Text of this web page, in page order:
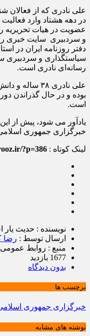
علی نادری که از فعالان
در دهه هشتاد وارد
عضویت در هیات تحریریه
و سردبیری سایت خبری
دفتر روزنامه ایران در
سیاستگذاری و سردبیری
رسانه‌ای نادری است.
علی نادری ۳۸
بوده و در حال گذراندن
است.
یادآور می شود، پیش از
خبرگزاری جمهوری
لینک کوتاه : ?p=386
نویسنده : حدیث یار
ارسال توسط : رضا
منبع : روابط
1677 بازدید
بدون دیدگاه
برچسب ها
خبرگزاری جمهوری
نوشته های مشابه